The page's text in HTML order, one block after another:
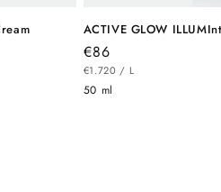
ACTIVE GLOW
Normaler
Preis
€86
STÜCKPREIS
€1.720 / PRO
L
50 ml